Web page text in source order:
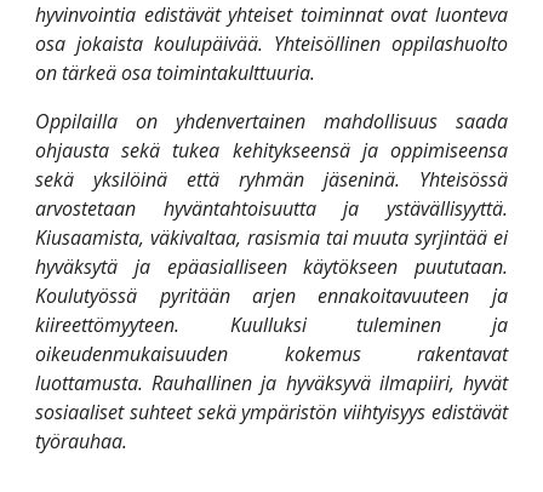
hyvinvointia edistävät yhteiset toiminnat ovat luonteva
osa jokaista koulupäivää. Yhteisöllinen oppilashuolto
on tärkeä osa toimintakulttuuria.
Oppilailla on yhdenvertainen mahdollisuus saada
ohjausta sekä tukea kehitykseensä ja oppimiseensa
sekä yksilöinä että ryhmän jäseninä. Yhteisössä
arvostetaan hyväntahtoisuutta ja ystävällisyyttä.
Kiusaamista, väkivaltaa, rasismia tai muuta syrjintää ei
hyväksytä ja epäasialliseen käytökseen puututaan.
Koulutyössä pyritään arjen ennakoitavuuteen ja
kiireettömyyteen. Kuulluksi tuleminen ja
oikeudenmukaisuuden kokemus rakentavat
luottamusta. Rauhallinen ja hyväksyvä ilmapiiri, hyvät
sosiaaliset suhteet sekä ympäristön viihtyisyys edistävät
työrauhaa.